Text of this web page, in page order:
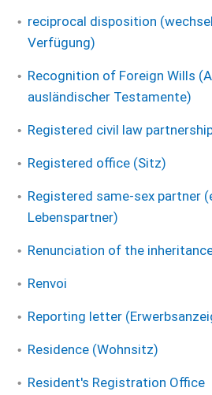
reciprocal disposition
Verfügung)
Recognition of Foreign Wills
ausländischer Testamente)
Registered civil law
Registered office (Sitz)
Registered same-sex partner
Lebenspartner)
Renunciation of the
Renvoi
Reporting letter
Residence (Wohnsitz)
Resident's Registration Office